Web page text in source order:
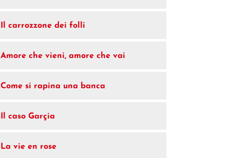
Il carrozzone dei folli
Amore che vieni, amore che vai
Come si rapina una banca
Il caso Garçia
La vie en rose